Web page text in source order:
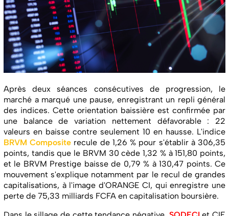
Après deux séances consécutives de progression, le
marché a marqué une pause, enregistrant un repli général
des indices. Cette orientation baissière est confirmée par
une balance de variation nettement défavorable : 22
valeurs en baisse contre seulement 10 en hausse. L'indice
BRVM Composite recule de 1,26 % pour s'établir à 306,35
points, tandis que le BRVM 30 cède 1,32 % à 151,80 points,
et le BRVM Prestige baisse de 0,79 % à 130,47 points. Ce
mouvement s'explique notamment par le recul de grandes
capitalisations, à l'image d'ORANGE CI, qui enregistre une
perte de 75,33 milliards FCFA en capitalisation boursière.